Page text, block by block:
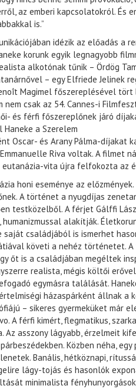
az emberi kapcsolatokról. És
is.”
idézik az előadás a
korunk egyik legnagyobb
alkotónak tűnik – Ördög
– egy Elfriede Jelinek
Magimel főszereplésével tört
csak az 54. Cannes-i
és férfi főszereplőnek járó
a Szerelem
Oscar- és Arany Pálma-díjakat
Riva voltak. A filmet
vita újra felfokozta az
honi eseménye az
A történet a nyugdíjas
testközelből. A férjet Gálffi
alakítják.
családjából is ismerhet
követi a nehéz történetet.
őt is a családjában megéltek
realista, mégis költői
egymásra találását.
házaspárként állnak a
– sikeres gyermeküket már
A férfi kimért, flegmatikus,
asszony lágyabb, érzelmeit
Közben néha,
Banális, hétköznapi,
lágy-tojás és hasonlók
minimalista